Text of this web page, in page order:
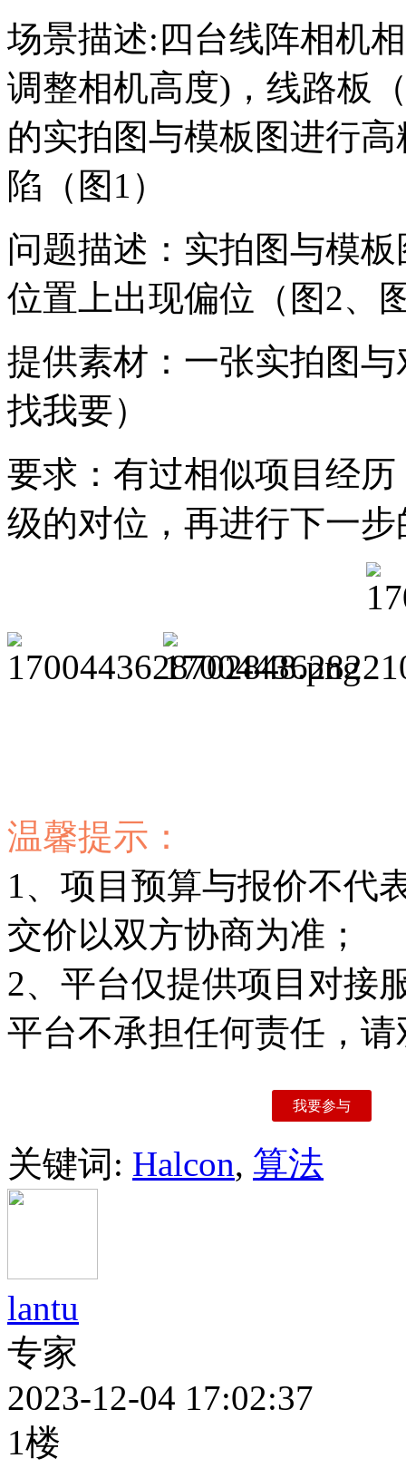
场景描述:四台线阵相机
调整相机高度)，线路板
的实拍图与模板图进行
陷（图1）
问题描述：实拍图与模
位置上出现偏位（图2、
提供素材：一张实拍图
找我要）
要求：有过相似项目经
级的对位，再进行下一
温馨提示：
1、项目预算与报价不代
交价以双方协商为准；
2、平台仅提供项目对接
平台不承担任何责任，
我要参与
关键词: Halcon, 算法
lantu
专家
2023-12-04 17:02:37
1楼